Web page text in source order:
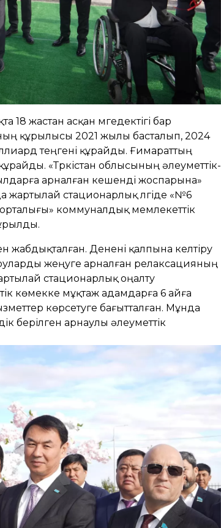
жастан асқан мүгедектігі бар
құрылысы 2021 жылы басталып, 2024
теңгені құрайды. Ғимараттың
«Түркістан облысының әлеуметтік-
арналған кешенді жоспарына»
жартылай стационарлық үлгіде «№6
коммуналдық мемлекеттік
жабдықталған. Денені қалпына келтіру
жеңуге арналған релаксацияның
стационарлық оңалту
көмекке мұқтаж адамдарға 6 айға
көрсетуге бағытталған. Мұнда
берілген арнаулы әлеуметтік